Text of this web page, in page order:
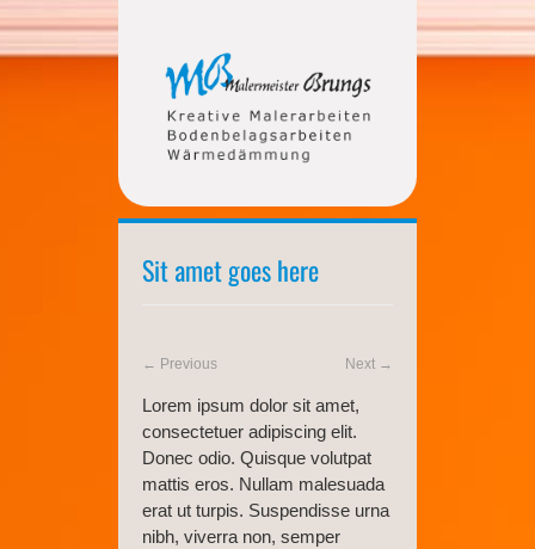
Sit amet goes here
← Previous Next →
Lorem ipsum dolor sit amet,
consectetuer adipiscing elit.
Donec odio. Quisque volutpat
mattis eros. Nullam malesuada
erat ut turpis. Suspendisse urna
nibh, viverra non, semper